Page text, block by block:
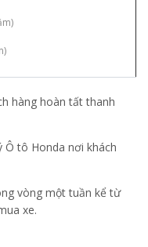
hàng hoàn tất thanh
tô Honda nơi khách
vòng một tuần kể từ
xe.